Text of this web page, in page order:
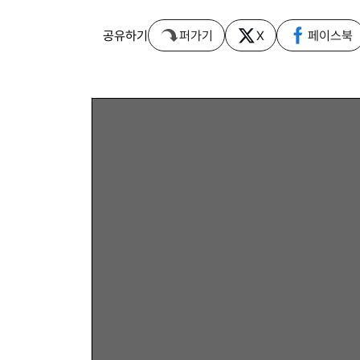
공유하기 퍼가기 X 페이스북